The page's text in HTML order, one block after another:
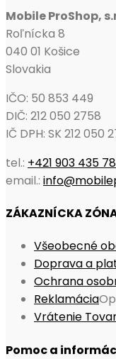
Mobile ProShop,
Roľnícka 8
040 01 Košice
Slovakia
IČO: 50 853 449
DIČ: 212 050 2758
IČ DPH: SK 212 050
tel.: +421 903 435
email.:
ZÁKAZNÍCKA
Všeobecné
Doprava a
Ochrana
Reklamácia
Vrátenie
Pomoc a